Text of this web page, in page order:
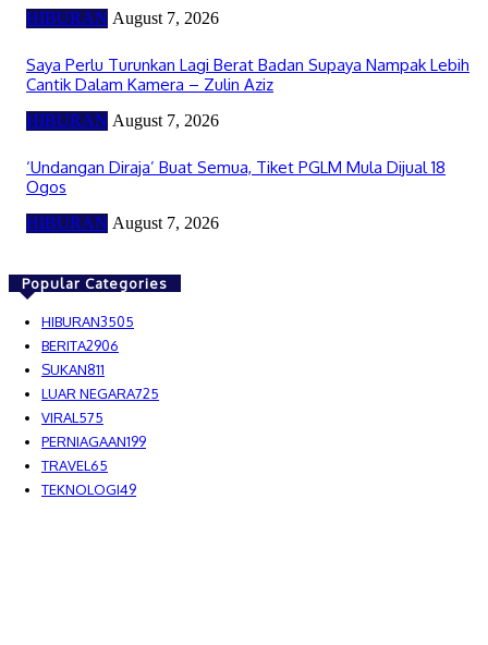
HIBURAN August 7, 2026
Saya Perlu Turunkan Lagi Berat Badan Supaya Nampak Lebih
Cantik Dalam Kamera – Zulin Aziz
HIBURAN August 7, 2026
‘Undangan Diraja’ Buat Semua, Tiket PGLM Mula Dijual 18
Ogos
HIBURAN August 7, 2026
Popular Categories
HIBURAN3505
BERITA2906
SUKAN811
LUAR NEGARA725
VIRAL575
PERNIAGAAN199
TRAVEL65
TEKNOLOGI49